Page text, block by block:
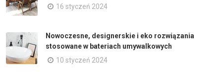
16 styczeń 2024
Nowoczesne, designerskie i eko rozwiązania
stosowane w bateriach umywalkowych
10 styczeń 2024